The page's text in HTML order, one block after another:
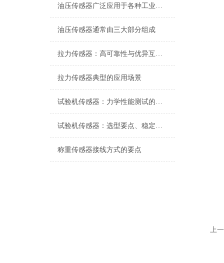
油压传感器广泛应用于各种工业自控环境
油压传感器通常由三大部分组成
拉力传感器：高可靠性与优异互换性的技术解析
拉力传感器典型的应用场景
试验机传感器：力学性能测试的核心组件解析
试验机传感器：选型要点、稳定性及分类详解
称重传感器接线方式的要点
上